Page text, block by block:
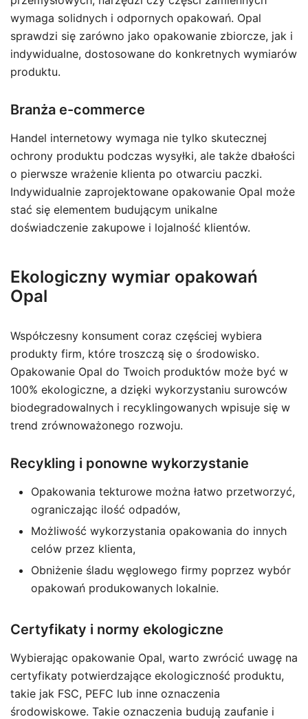
wymaga solidnych i odpornych opakowań. Opal
sprawdzi się zarówno jako opakowanie zbiorcze, jak i
indywidualne, dostosowane do konkretnych wymiarów
produktu.
Branża e-commerce
Handel internetowy wymaga nie tylko skutecznej
ochrony produktu podczas wysyłki, ale także dbałości
o pierwsze wrażenie klienta po otwarciu paczki.
Indywidualnie zaprojektowane opakowanie Opal może
stać się elementem budującym unikalne
doświadczenie zakupowe i lojalność klientów.
Ekologiczny wymiar opakowań
Opal
Współczesny konsument coraz częściej wybiera
produkty firm, które troszczą się o środowisko.
Opakowanie Opal do Twoich produktów może być w
100% ekologiczne, a dzięki wykorzystaniu surowców
biodegradowalnych i recyklingowanych wpisuje się w
trend zrównoważonego rozwoju.
Recykling i ponowne wykorzystanie
Opakowania tekturowe można łatwo przetworzyć,
ograniczając ilość odpadów,
Możliwość wykorzystania opakowania do innych
celów przez klienta,
Obniżenie śladu węglowego firmy poprzez wybór
opakowań produkowanych lokalnie.
Certyfikaty i normy ekologiczne
Wybierając opakowanie Opal, warto zwrócić uwagę na
certyfikaty potwierdzające ekologiczność produktu,
takie jak FSC, PEFC lub inne oznaczenia
środowiskowe. Takie oznaczenia budują zaufanie i